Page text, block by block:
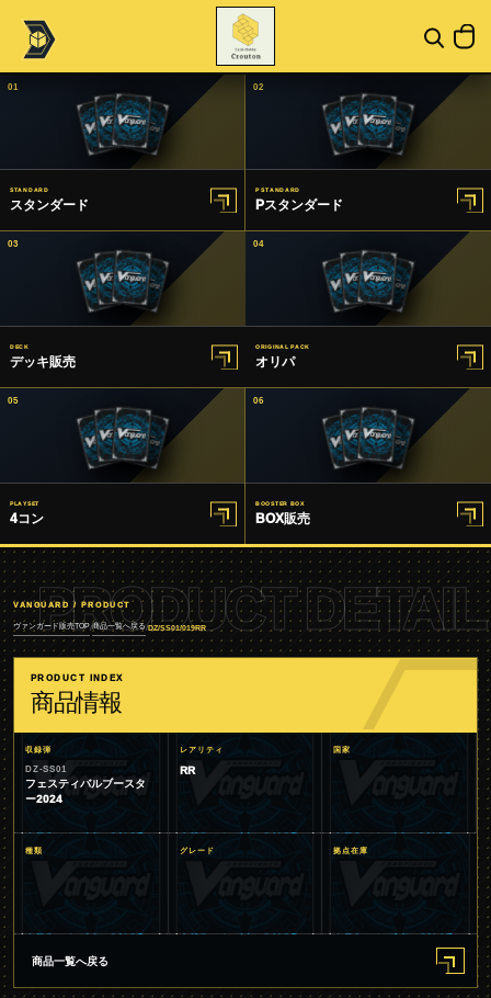
01
STANDARD
スタンダード
02
P STANDARD
Pスタンダード
03
DECK
デッキ販売
04
ORIGINAL PACK
オリパ
05
PLAYSET
4コン
06
BOOSTER BOX
BOX販売
PRODUCT DETAIL
VANGUARD / PRODUCT
ヴァンガード販売TOP/商品一覧へ戻る/DZ/SS01/019RR
PRODUCT INDEX
商品情報
収録弾
DZ-SS01
フェスティバルブースタ
ー2024
レアリティ
RR
国家
種類 グレード 拠点在庫
商品一覧へ戻る